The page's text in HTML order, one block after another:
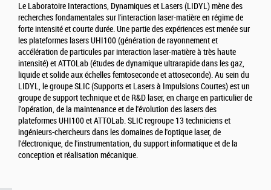
Le Laboratoire Interactions, Dynamiques et Lasers (LIDYL) mène des
recherches fondamentales sur l'interaction laser-matière en régime de
forte intensité et courte durée. Une partie des expériences est menée sur
les plateformes lasers UHI100 (génération de rayonnement et
accélération de particules par interaction laser-matière à très haute
intensité) et ATTOLab (études de dynamique ultrarapide dans les gaz,
liquide et solide aux échelles femtoseconde et attoseconde). Au sein du
LIDYL, le groupe SLIC (Supports et Lasers à Impulsions Courtes) est un
groupe de support technique et de R&D laser, en charge en particulier de
l'opération, de la maintenance et de l'évolution des lasers des
plateformes UHI100 et ATTOLab. SLIC regroupe 13 techniciens et
ingénieurs-chercheurs dans les domaines de l'optique laser, de
l'électronique, de l'instrumentation, du support informatique et de la
conception et réalisation mécanique.